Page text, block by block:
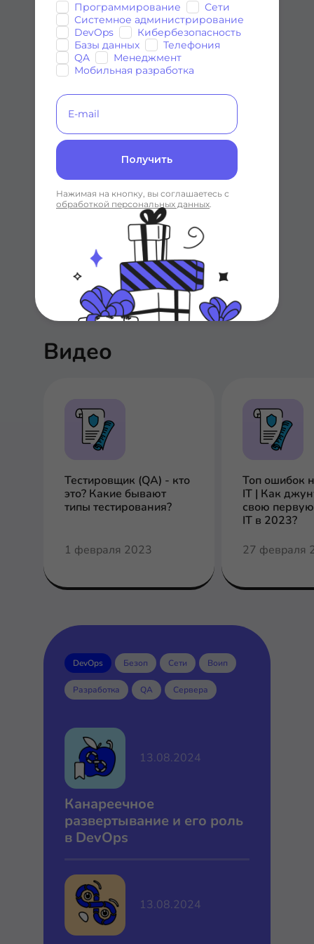
Программирование
Сети
Системное администрирование
DevOps
Кибербезопасность
Базы данных
Телефония
QA
Менеджмент
Мобильная разработка
Получить
Нажимая на кнопку, вы соглашаетесь с
обработкой персональных данных
5 курсов 3 курса
Тестирован
ие
3 курса
Менеджмен
Мобильная
разработка
3 курса
Видео
Тестировщик (QA) - кто
это? Какие бывают
типы тестирования?
1 февраля 2023
Топ ошибок
IT | Как
свою
IT в 2023?
27 февраля
DevOps Безоп Сети Воип
Разработка QA Сервера
Канареечное
развертывание и его роль
в DevOps
13.08.2024
13.08.2024